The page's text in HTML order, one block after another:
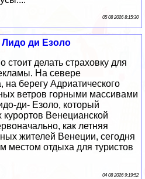
05 08 2026 8:15:30
Лидо ди Езоло
делать страховку для
На севере
на берегу Адриатического
ветров горными массивами
ди- Езоло, который
Венецианской
как летняя
жителей Венеции, сегодня
местом отдыха для туристов
04 08 2026 9:19:52